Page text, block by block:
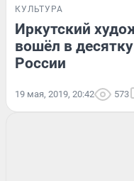
КУЛЬТУРА
Иркутский
вошёл в
России
19 мая, 2019, 20:42 573